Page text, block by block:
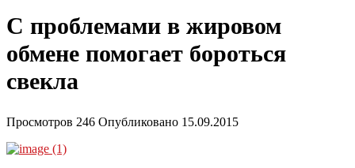
С проблемами в жировом
обмене помогает бороться
свекла
Просмотров 246 Опубликовано 15.09.2015